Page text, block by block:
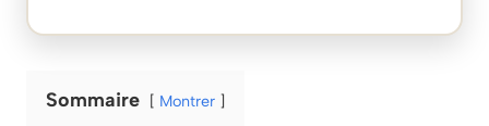
Sommaire Montrer